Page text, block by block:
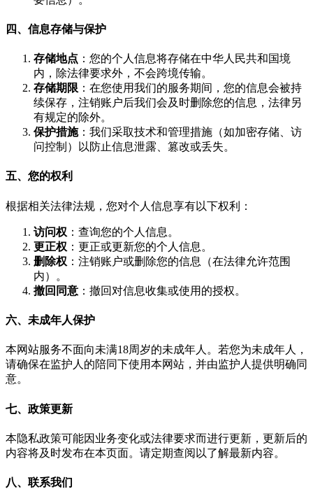
四、信息存储与保护
存储地点 ：您的个人信息将存储在中华人民共和国境
内，除法律要求外，不会跨境传输。
存储期限 ：在您使用我们的服务期间，您的信息会被持
续保存，注销账户后我们会及时删除您的信息，法律另
有规定的除外。
保护措施：我们采取技术和管理措施（如加密存储、访
问控制）以防止信息泄露、篡改或丢失。
五、您的权利
根据相关法律法规，您对个人信息享有以下权利：
访问权 ：查询您的个人信息。
更正权 ：更正或更新您的个人信息。
删除权 ：注销账户或删除您的信息（在法律允许范围
内）。
撤回同意 ：撤回对信息收集或使用的授权。
六、未成年人保护
本网站服务不面向未满18周岁的未成年人。若您为未成年人，
请确保在监护人的陪同下使用本网站，并由监护人提供明确同
意。
七、政策更新
本隐私政策可能因业务变化或法律要求而进行更新，更新后的
内容将及时发布在本页面。请定期查阅以了解最新内容。
八、联系我们